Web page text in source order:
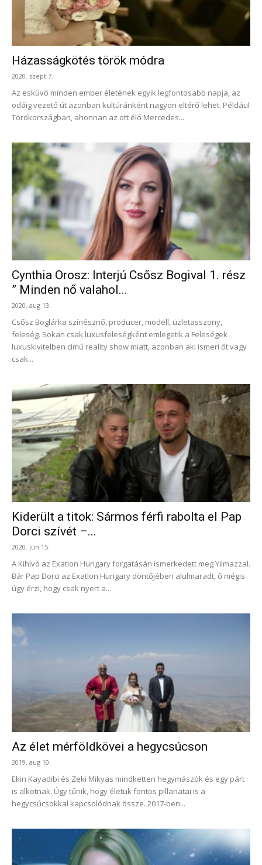
Házasságkötés török módra
2020. szept 7.
Az esküvő minden ember életének egyik legfontosabb napja, az
odáig vezető út azonban kultúránként nagyon eltérő lehet. Például
Törökországban, ahonnan az ott élő Mercedes...
Cynthia Orosz: Interjú Csősz Bogival 1. rész
” Minden nő valahol...
2020. aug 13.
Csősz Boglárka színésznő, producer, modell, üzletasszony,
feleség. Sokan csak luxusfeleségként emlegetik a Feleségek
luxuskivitelben című reality show miatt, azonban aki ismeri őt vagy
csak...
Kiderült a titok: Sármos férfi rabolta el Pap
Dorci szívét –...
2020. jún 15.
A Kihívó az Exatlon Hungary forgatásán ismerkedett meg Yilmazzal.
Bár Pap Dorci az Exatlon Hungary döntőjében alulmaradt, ő mégis
úgy érzi, hogy csak nyert a...
Az élet mérföldkövei a hegycsúcson
2019. aug 10.
Ekin Kayadibi és Zeki Mikyas mindketten hegymászók és egy párt
is alkotnak. Úgy tűnik, hogy életük fontos pillanatai is a
hegycsúcsokkal kapcsolódnak össze. 2017-ben...